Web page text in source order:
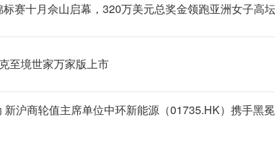
标赛十月佘山启幕，320万美元总奖金领跑亚洲女子高坛
至境世家万家版上市
新沪商轮值主席单位中环新能源（01735.HK）携手黑